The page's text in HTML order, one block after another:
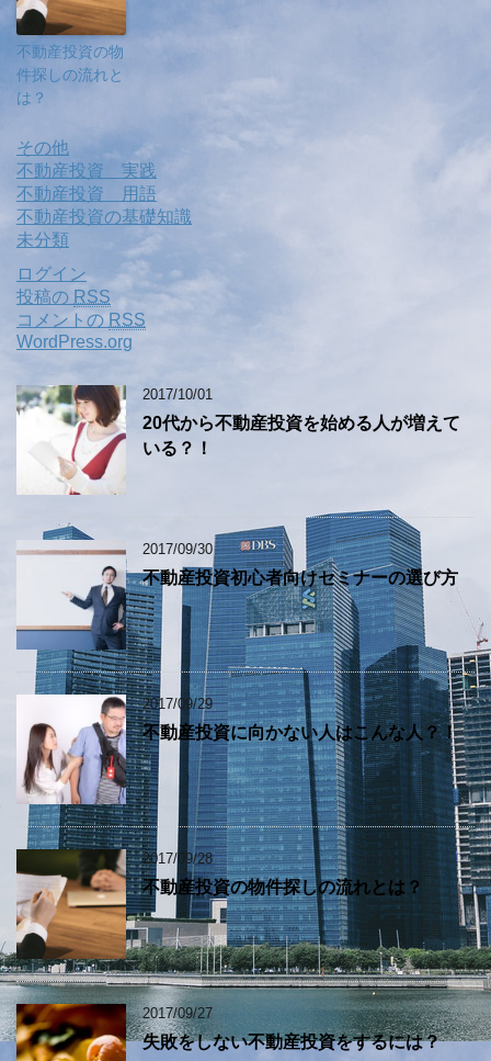
不動産投資の物
件探しの流れと
は？
その他
不動産投資 実践
不動産投資 用語
不動産投資の基礎知識
未分類
ログイン
投稿の RSS
コメントの RSS
WordPress.org
2017/10/01
20代から不動産投資を始める人が増えて
いる？！
2017/09/30
不動産投資初心者向けセミナーの選び方
2017/09/29
不動産投資に向かない人はこんな人？！
2017/09/28
不動産投資の物件探しの流れとは？
2017/09/27
失敗をしない不動産投資をするには？